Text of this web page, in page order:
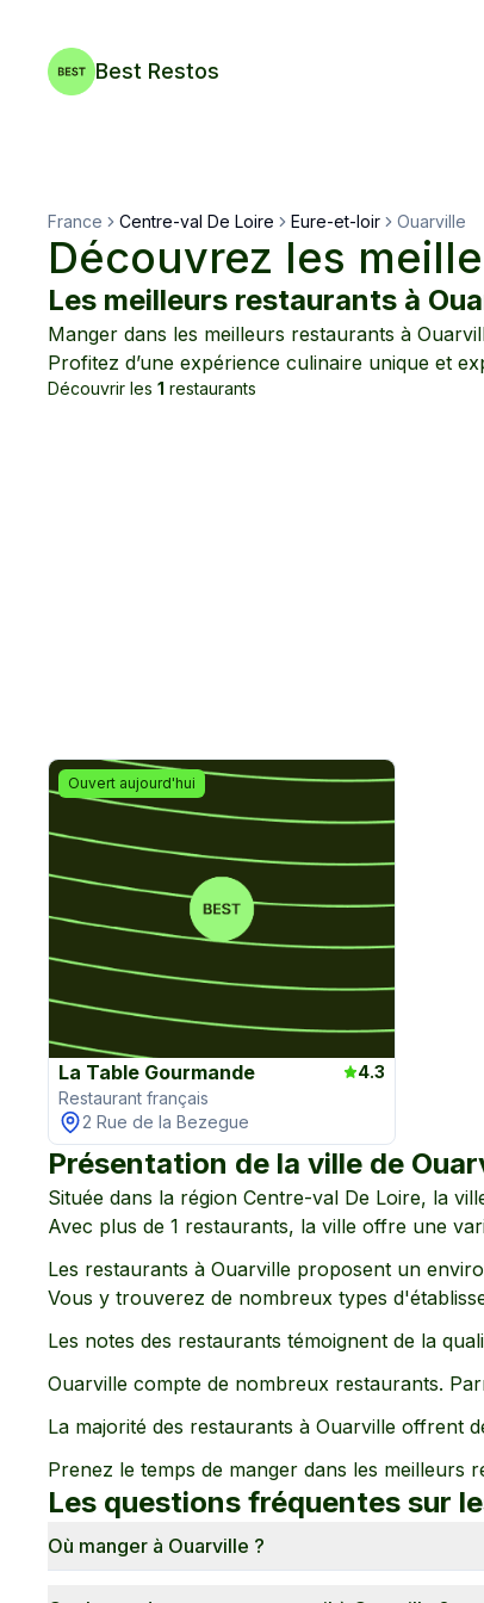
Best Restos
France Centre-val De Loire Eure-et-loir Ouarville
Découvrez les
Les meilleurs restaurants à
Manger dans les meilleurs restaurants à
Profitez d’une expérience culinaire unique et
Découvrir les 1 restaurants
Ouvert aujourd'hui
La Table Gourmande
4.3
Restaurant français
2 Rue de la Bezegue
Présentation de la ville de
Située dans la région Centre-val De Loire, la
Avec plus de 1 restaurants, la ville offre une
Les restaurants à Ouarville proposent un
Vous y trouverez de nombreux types
Les notes des restaurants témoignent de la
Ouarville compte de nombreux restaurants.
La majorité des restaurants à Ouarville offrent
Prenez le temps de manger dans les meilleurs
Les questions fréquentes sur
Où manger à Ouarville ?